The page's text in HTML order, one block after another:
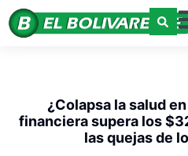
¿Colapsa la salud
financiera supera los
las quejas de